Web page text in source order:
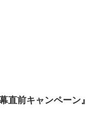
直前キャンペーン』